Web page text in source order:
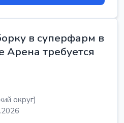
в суперфарм в
Арена требуется
округ)